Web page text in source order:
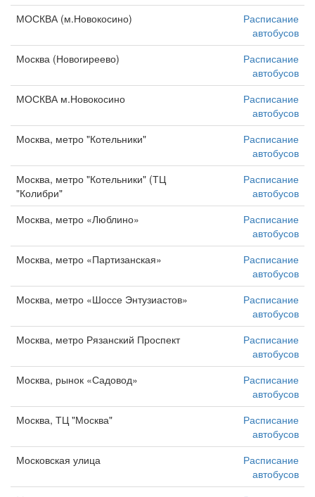
МОСКВА (м.Новокосино)
Расписание
автобусов
Москва (Новогиреево)
Расписание
автобусов
МОСКВА м.Новокосино
Расписание
автобусов
Москва, метро "Котельники"
Расписание
автобусов
Москва, метро "Котельники" (ТЦ
"Колибри"
Расписание
автобусов
Москва, метро «Люблино»
Расписание
автобусов
Москва, метро «Партизанская»
Расписание
автобусов
Москва, метро «Шоссе Энтузиастов»
Расписание
автобусов
Москва, метро Рязанский Проспект
Расписание
автобусов
Москва, рынок «Садовод»
Расписание
автобусов
Москва, ТЦ "Москва"
Расписание
автобусов
Московская улица
Расписание
автобусов